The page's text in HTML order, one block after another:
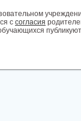
с согласия